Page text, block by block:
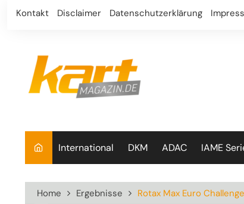
Skip
Kontakt Disclaimer Datenschutzerklärung
International DKM ADAC IAME
Home Ergebnisse Rotax Max Euro